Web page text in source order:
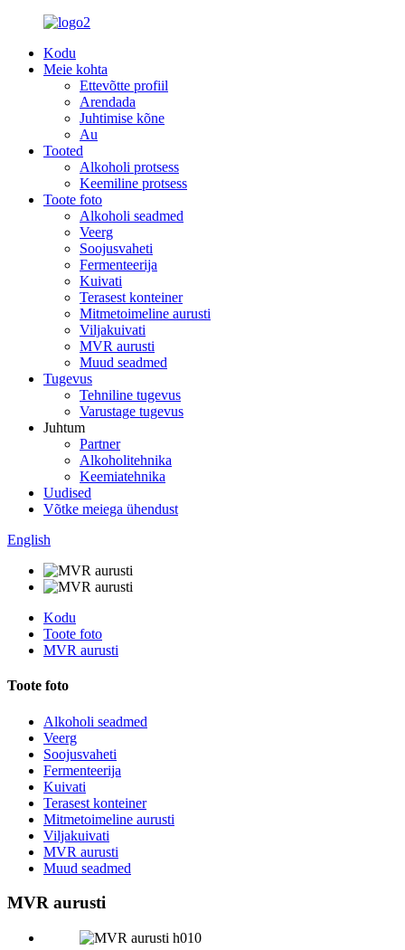
Kodu
Meie kohta
Ettevõtte profiil
Arendada
Juhtimise kõne
Au
Tooted
Alkoholi protsess
Keemiline protsess
Toote foto
Alkoholi seadmed
Veerg
Soojusvaheti
Fermenteerija
Kuivati
Terasest konteiner
Mitmetoimeline aurusti
Viljakuivati
MVR aurusti
Muud seadmed
Tugevus
Tehniline tugevus
Varustage tugevus
Juhtum
Partner
Alkoholitehnika
Keemiatehnika
Uudised
Võtke meiega ühendust
English
Kodu
Toote foto
MVR aurusti
Toote foto
Alkoholi seadmed
Veerg
Soojusvaheti
Fermenteerija
Kuivati
Terasest konteiner
Mitmetoimeline aurusti
Viljakuivati
MVR aurusti
Muud seadmed
MVR aurusti